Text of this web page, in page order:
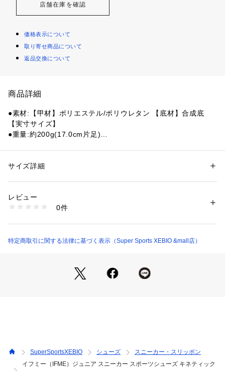
店舗在庫を確認
価格表示について
取り寄せ商品について
返品交換について
商品詳細
●素材:【甲材】ポリエステル/ポリウレタン 【底材】合成底
【実寸サイズ】
●重量:約200g(17.0cm片足)
●中国製
●スニーカーでも人気のキネティックベルトを施したブーツシ
るオリジナルインソール/(IFME×早稲田大学スポーツ科学学術
リーズです。ワンタッチで開け閉めしやすく、履き口が大きく
開くので厚着しがちな冬でも楽に履けて大好評。アッパーには
【商品の購入にあたっての注意事項】
※弊社独自の採寸・計量方法により計測を行っておりますた
性別：キッズ・ベビー
商品番号：
10902362801 （ショップ）
サイズ詳細
レビュー
0件
特定商取引に関する法律に基づく表示（Super Sports XEBIO &mall店）
SuperSportsXEBIO シューズ
スニーカー・スリッポン
イフミー（IFME）ジュニア スニーカー スポーツシューズ キネティック